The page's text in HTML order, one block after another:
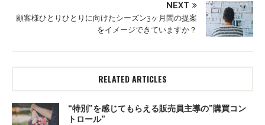
NEXT
顧客様ひとりひとりに向けたシーズン3ヶ月間の提案
をイメージできていますか？
RELATED ARTICLES
“特別”を感じてもらえる販売員主導の”購買コン
トロール”